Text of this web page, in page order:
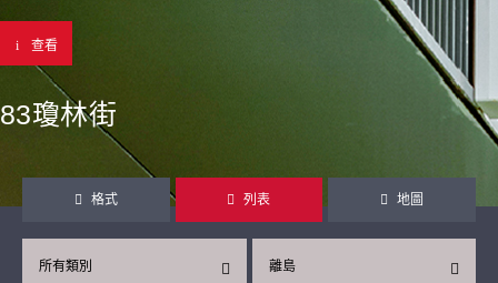
查看
83瓊林街
格式 列表 地圖
離島
所有類別